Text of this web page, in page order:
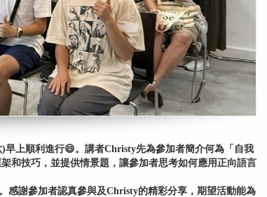
上順利進行😄。講者Christy先為參加者簡介何為「自我
和技巧，並提供情景題，讓參加者思考如何應用正向語言
謝參加者認真參與及Christy的精彩分享，期望活動能為